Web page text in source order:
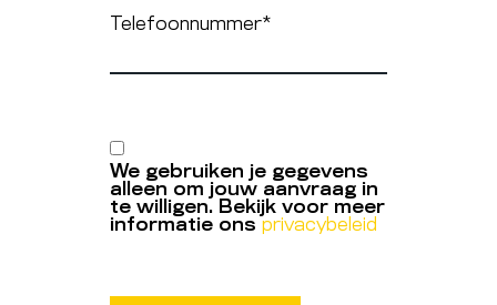
Telefoonnummer*
We gebruiken je gegevens
alleen om jouw aanvraag in
te willigen. Bekijk voor meer
informatie ons privacybeleid